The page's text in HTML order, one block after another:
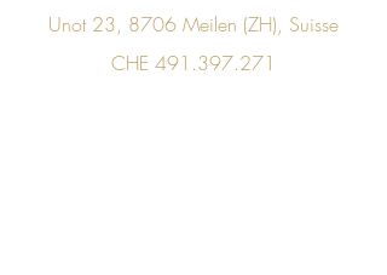
Unot 23, 8706 Meilen (ZH), Suisse
CHE 491.397.271